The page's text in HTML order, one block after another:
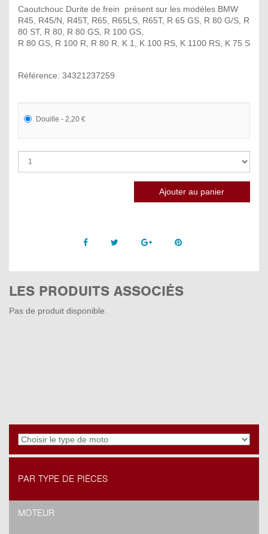
Caoutchouc Durite de frein présent sur les modèles BMW
R45, R45/N, R45T, R65, R65LS, R65T, R 65 GS, R 80 G/S, R
80 ST, R 80, R 80 GS, R 100 GS,
R 80 GS, R 100 R, R 80 R, K 1, K 100 RS, K 1100 RS, K 75 S
Référence: 34321237259
Douille - 2,20 €
Facebook Twitter Google +Pinterest
LES PRODUITS ASSOCIÉS
Pas de produit disponible.
PAR TYPE DE PIÈCES
MOTEUR